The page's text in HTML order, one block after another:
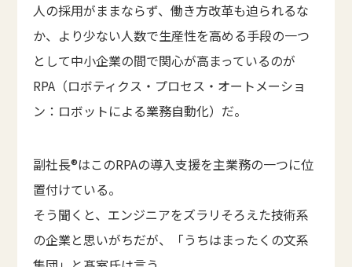
人の採用がままならず、働き方改革も迫られるな
か、より少ない人数で生産性を高める手段の一つ
として中小企業の間で関心が高まっているのが
RPA（ロボティクス・プロセス・オートメーショ
ン：ロボットによる業務自動化）だ。
副社長®はこのRPAの導入支援を主業務の一つに位
置付けている。
そう聞くと、エンジニアをズラリそろえた技術系
の企業と思いがちだが、「うちはまったくの文系